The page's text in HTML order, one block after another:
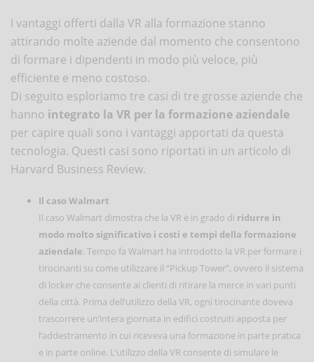
I vantaggi offerti dalla VR alla formazione stanno
attirando molte aziende dal momento che consentono
di formare i dipendenti in modo più veloce, più
efficiente e meno costoso.
Di seguito esploriamo tre casi di tre grosse aziende che
hanno integrato la VR per la formazione aziendale
per capire quali sono i vantaggi apportati da questa
tecnologia. Questi casi sono riportati in un articolo di
Harvard Business Review.
Il caso Walmart
Il caso Walmart dimostra che la VR è in grado di ridurre in
modo molto significativo i costi e tempi della formazione
aziendale. Tempo fa Walmart ha introdotto la VR per formare i
tirocinanti su come utilizzare il “Pickup Tower”, ovvero il sistema
di locker che consente ai clienti di ritirare la merce in vari punti
della città. Prima dell’utilizzo della VR, ogni tirocinante doveva
trascorrere un’intera giornata in edifici costruiti apposta per
l’addestramento in cui riceveva una formazione in parte pratica
e in parte online. L’utilizzo della VR consente di simulare le